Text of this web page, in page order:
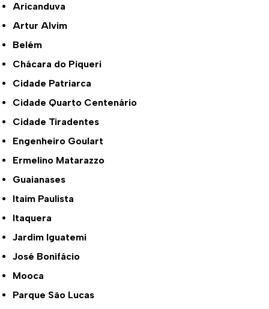
Aricanduva
Artur Alvim
Belém
Chácara do Piqueri
Cidade Patriarca
Cidade Quarto Centenário
Cidade Tiradentes
Engenheiro Goulart
Ermelino Matarazzo
Guaianases
Itaim Paulista
Itaquera
Jardim Iguatemi
José Bonifácio
Mooca
Parque São Lucas